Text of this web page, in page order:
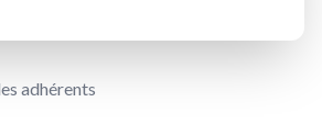
adhérents